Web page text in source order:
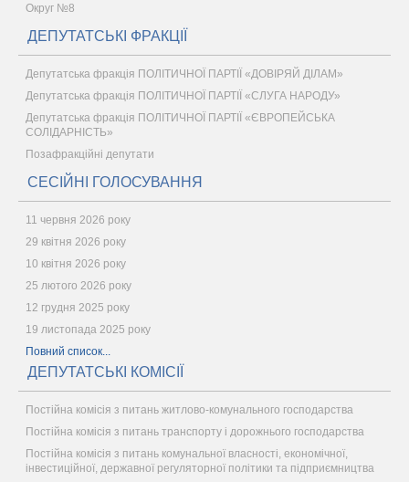
Округ №8
ДЕПУТАТСЬКІ ФРАКЦІЇ
Депутатська фракція ПОЛІТИЧНОЇ ПАРТІЇ «ДОВІРЯЙ ДІЛАМ»
Депутатська фракція ПОЛІТИЧНОЇ ПАРТІЇ «СЛУГА НАРОДУ»
Депутатська фракція ПОЛІТИЧНОЇ ПАРТІЇ «ЄВРОПЕЙСЬКА
СОЛІДАРНІСТЬ»
Позафракційні депутати
СЕСІЙНІ ГОЛОСУВАННЯ
11 червня 2026 року
29 квітня 2026 року
10 квітня 2026 року
25 лютого 2026 року
12 грудня 2025 року
19 листопада 2025 року
Повний список...
ДЕПУТАТСЬКІ КОМІСІЇ
Постійна комісія з питань житлово-комунального господарства
Постійна комісія з питань транспорту і дорожнього господарства
Постійна комісія з питань комунальної власності, економічної,
інвестиційної, державної регуляторної політики та підприємництва